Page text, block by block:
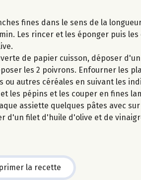
fines dans le sens de la
Les rincer et les éponger puis
de papier cuisson, déposer
les 2 poivrons. Enfourner les
ou autres céréales en suivant les
les pépins et les couper en fines
assiette quelques pâtes avec
d'un filet d'huile d'olive et de
la recette